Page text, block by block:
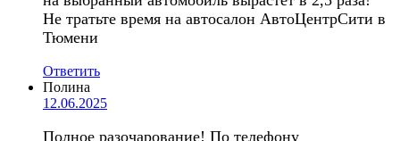
Не тратьте время на автосалон АвтоЦентрСити в
Тюмени
Ответить
Полина
12.06.2025
Полное разочарование! По телефону